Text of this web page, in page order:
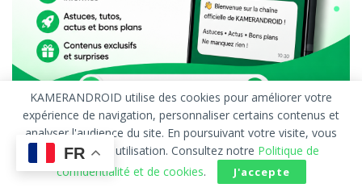
Contact
FR
KAMERANDROID utilise des cookies pour améliorer votre
expérience de navigation, personnaliser certains contenus et
analyser l'audience du site. En poursuivant votre visite, vous
acceptez leur utilisation. Consultez notre Politique de
confidentialité et de cookies. J'accepte